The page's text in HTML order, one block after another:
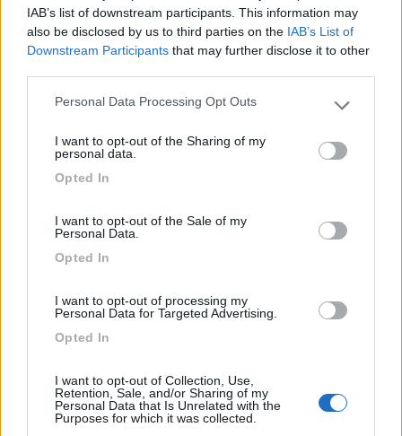
IAB’s list of downstream participants. This information may
also be disclosed by us to third parties on the IAB’s List of
Downstream Participants that may further disclose it to other
Please note that this website/app uses one or more Google
not limited to your visit or usage behaviour. You may click to
grant or deny consent to Google and its third-party tags to
use your data for below specified purposes in below Google
Personal Data Processing Opt Outs
I want to opt-out of the Sharing of my
personal data.
Opted In
I want to opt-out of the Sale of my
Personal Data.
Opted In
I want to opt-out of processing my
Personal Data for Targeted Advertising.
Opted In
I want to opt-out of Collection, Use,
Retention, Sale, and/or Sharing of my
Personal Data that Is Unrelated with the
Purposes for which it was collected.
modificata in caso di sinistri a carico.
10001
Inserito il01/09/2017
ciao Alex, come va? Ho letto le tue peripezie ... Dicevo che a parte che
pur che si tolga di casa mi conviene anche pagargli l'assicurazione ma mi
Un incident senza danni fisici ma che ha lasciato un certo
danno psicologico, spero che passi riprendendo ad usare il
camper anche se. oggi, non ne abbiamo molta volontà.